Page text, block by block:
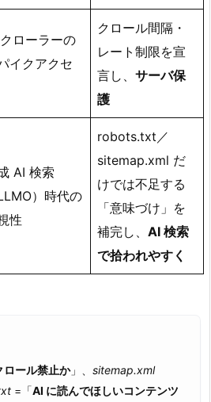
ローラーの
イクアクセ
クロール間隔・
レート制限を宣
言し、 サーバ保
護
AI 検索
LLMO）時代の
性
robots.txt／
sitemap.xml だ
けでは不足する
「意味づけ」を
補完し、 AI 検索
で拾われやすく
ロール禁止か」、 sitemap.xml
=「AI に読んでほしいコンテンツ